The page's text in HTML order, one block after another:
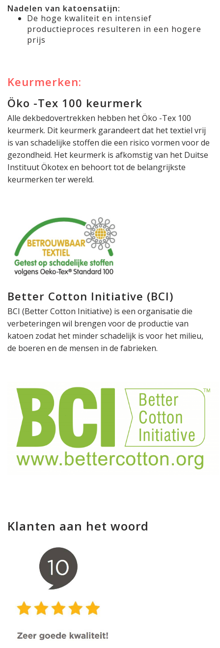
Nadelen van katoensatijn:
De hoge kwaliteit en intensief
productieproces resulteren in een hogere
prijs
Keurmerken:
Öko -Tex 100 keurmerk
Alle dekbedovertrekken hebben het Öko -Tex 100
keurmerk. Dit keurmerk garandeert dat het textiel vrij
is van schadelijke stoffen die een risico vormen voor de
gezondheid. Het keurmerk is afkomstig van het Duitse
Instituut Ökotex en behoort tot de belangrijkste
keurmerken ter wereld.
Better Cotton Initiative (BCI)
BCI (Better Cotton Initiative) is een organisatie die
verbeteringen wil brengen voor de productie van
katoen zodat het minder schadelijk is voor het milieu,
de boeren en de mensen in de fabrieken.
Klanten aan het woord